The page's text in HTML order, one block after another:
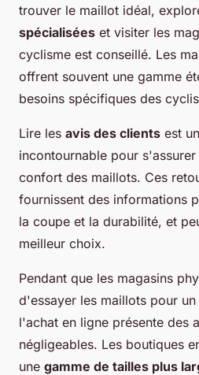
trouver le maillot idéal,
spécialisées et visiter les
cyclisme est conseillé. Les
offrent souvent une gamme
besoins spécifiques des
Lire les avis des clients est
incontournable pour
confort des maillots. Ces
fournissent des informations
la coupe et la durabilité, et
meilleur choix.
Pendant que les magasins
d'essayer les maillots pour
l'achat en ligne présente des
négligeables. Les boutiques
une gamme de tailles plus